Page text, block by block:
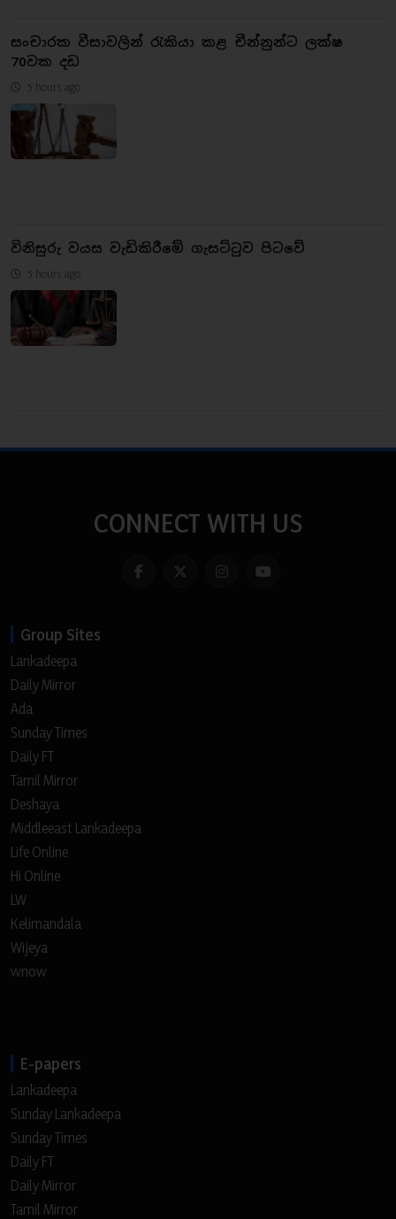
සංචාරක වීසාවලින් රැකියා කළ චීන්නුන්ට ලක්ෂ
70වක දඩ
5 hours ago
විනිසුරු වයස වැඩිකිරීමේ ගැසට්ටුව පිටවේ
5 hours ago
CONNECT WITH US
Group Sites
Lankadeepa
Daily Mirror
Ada
Sunday Times
Daily FT
Tamil Mirror
Deshaya
Middleeast Lankadeepa
Life Online
Hi Online
LW
Kelimandala
Wijeya
wnow
E-papers
Lankadeepa
Sunday Lankadeepa
Sunday Times
Daily FT
Daily Mirror
Tamil Mirror